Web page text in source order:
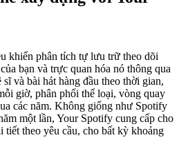
khiển phân tích tự lưu trữ theo dõi
bạn và trực quan hóa nó thông qua
và bài hát hàng đầu theo thời gian,
giờ, phân phối thể loại, vòng quay
các năm. Không giống như Spotify
một lần, Your Spotify cung cấp cho
tiết theo yêu cầu, cho bất kỳ khoảng